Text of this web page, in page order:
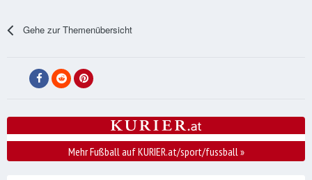
Gehe zur Themenübersicht
Mehr Fußball auf KURIER.at/sport/fussball»